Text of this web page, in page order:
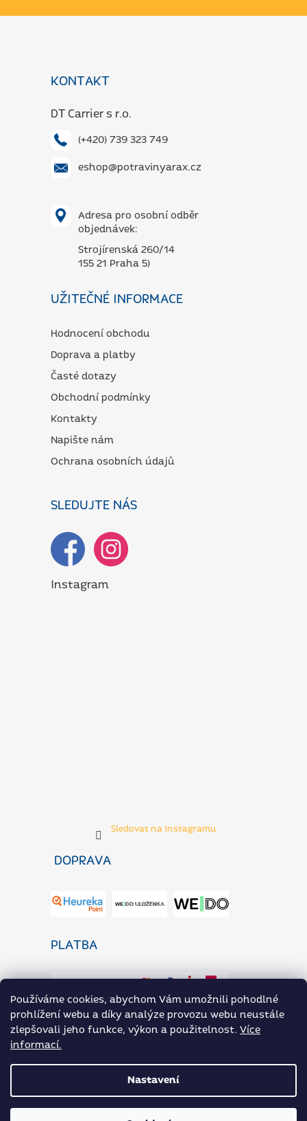
Používáme cookies, abychom Vám umožnili pohodlné
prohlížení webu a díky analýze provozu webu neustále
zlepšovali jeho funkce, výkon a použitelnost. Více
informací.
Nastavení
KONTAKT
DT Carrier s r.o.
(+420) 739 323 749
eshop@potravinyarax.cz
Adresa pro osobní odběr
objednávek:
Strojírenská 260/14
155 21 Praha 5)
UŽITEČNÉ INFORMACE
Hodnocení obchodu
Doprava a platby
Časté dotazy
Obchodní podmínky
Kontakty
Napište nám
Ochrana osobních údajů
SLEDUJTE NÁS
Instagram
Sledovat na Instagramu
DOPRAVA
PLATBA
ZaP Novinky
Vytvořil Shoptet |Nakódoval eshopGuru